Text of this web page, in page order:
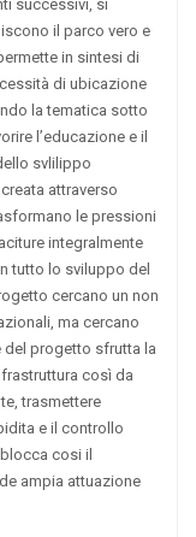
successivi, si
il parco vero e
in sintesi di
di ubicazione
la tematica sotto
l’educazione e il
svlilippo
attraverso
le pressioni
integralmente
tutto lo sviluppo del
cercano un non
ma cercano
del progetto sfrutta la
così da
trasmettere
e il controllo
cosi il
ampia attuazione